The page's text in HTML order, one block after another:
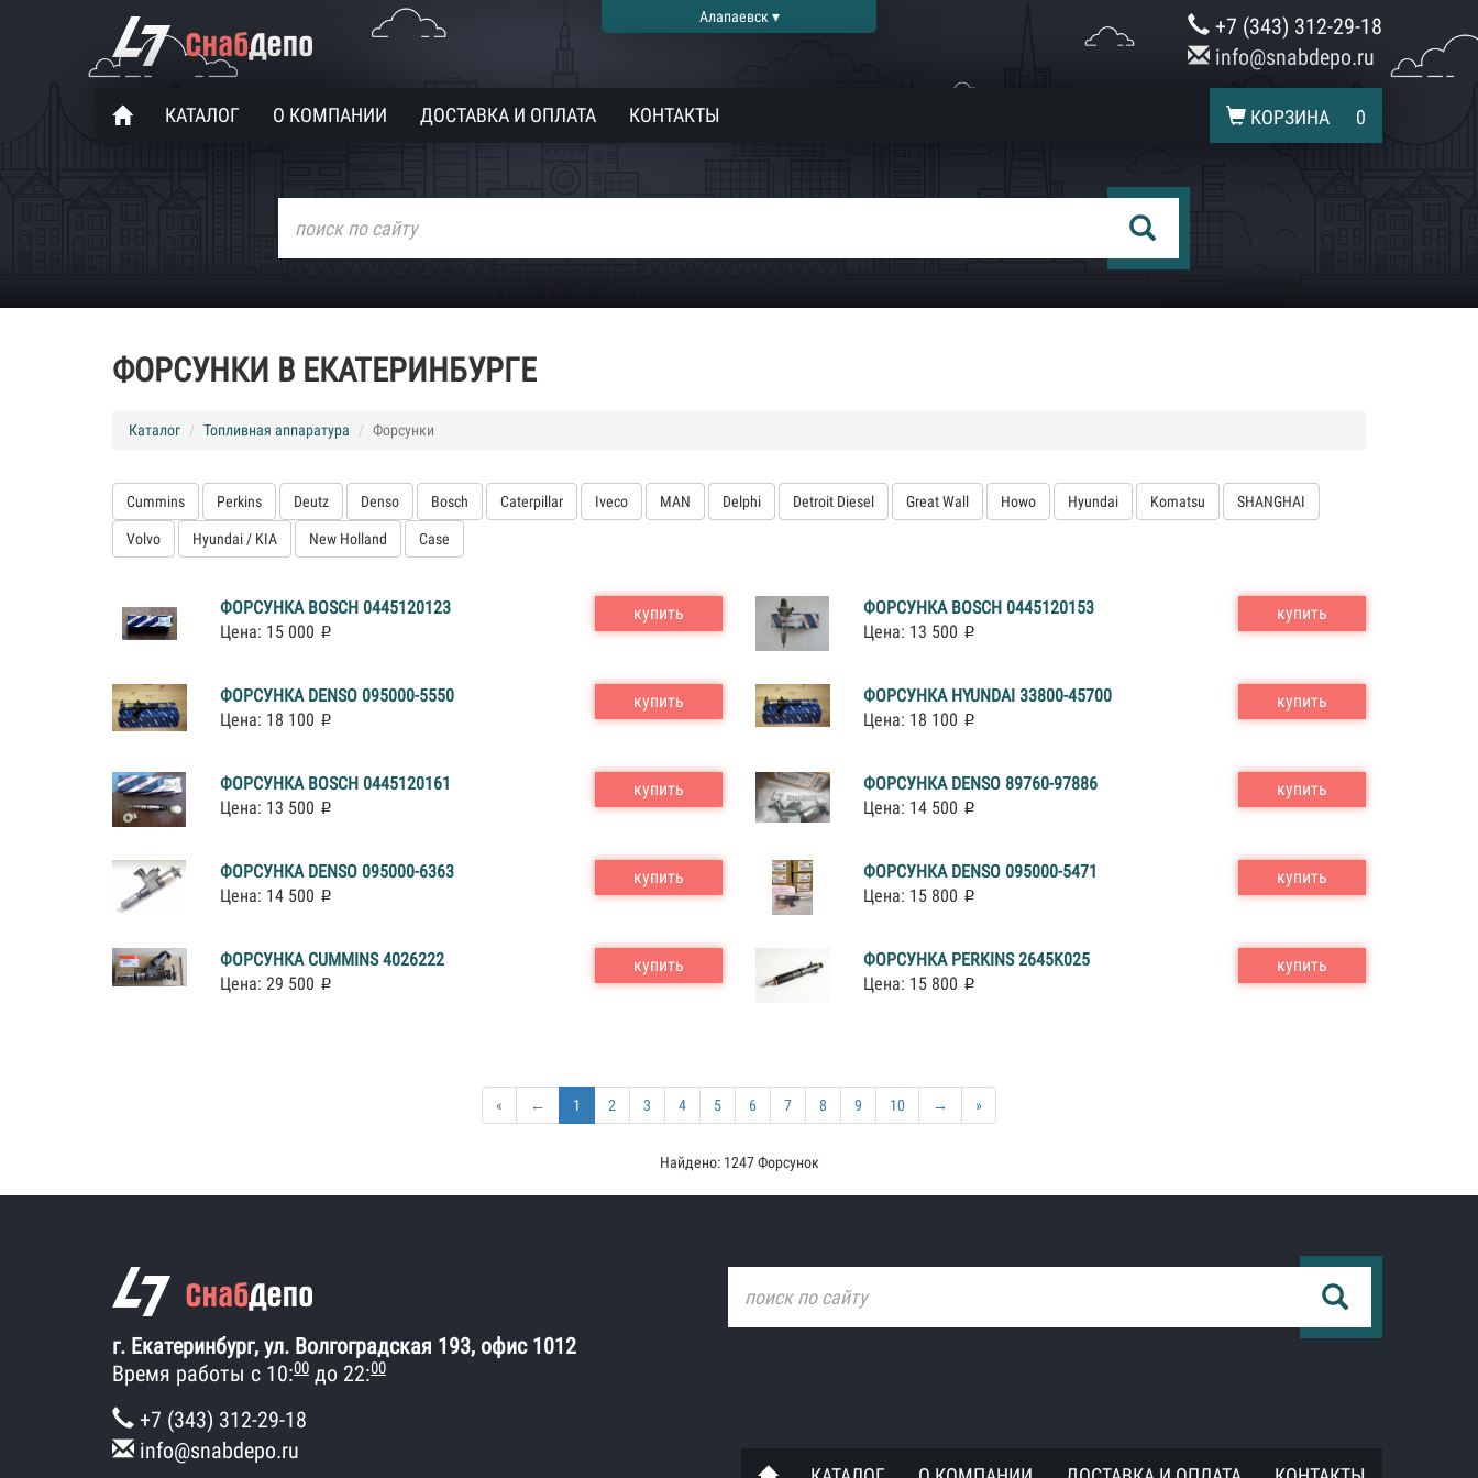
Алапаевск ▾
+7 (343) 312-29-18
info@snabdepo.ru
КАТАЛОГ О КОМПАНИИ ДОСТАВКА И ОПЛАТА КОНТАКТЫ КОРЗИНА 0
ФОРСУНКИ В ЕКАТЕРИНБУРГЕ
Каталог Топливная аппаратура Форсунки
Cummins Perkins Deutz Denso Bosch Caterpillar Iveco MAN Delphi Detroit Diesel Great Wall Howo Hyundai Komatsu SHANGHAI
Volvo Hyundai / KIA New Holland Case
ФОРСУНКА BOSCH 0445120123
Цена: 15 000
купить
ФОРСУНКА BOSCH 0445120153
Цена: 13 500
купить
ФОРСУНКА DENSO 095000-5550
Цена: 18 100
купить
ФОРСУНКА HYUNDAI 33800-45700
Цена: 18 100
купить
ФОРСУНКА BOSCH 0445120161
Цена: 13 500
купить
ФОРСУНКА DENSO 89760-97886
Цена: 14 500
купить
ФОРСУНКА DENSO 095000-6363
Цена: 14 500
купить
ФОРСУНКА DENSO 095000-5471
Цена: 15 800
купить
ФОРСУНКА CUMMINS 4026222
Цена: 29 500
купить
ФОРСУНКА PERKINS 2645K025
Цена: 15 800
купить
« ← 1 2 3 4 5 6 7 8 9 10 → »
Найдено: 1247 Форсунок
г. Екатеринбург, ул. Волгоградская 193, офис 1012
Время работы с 10:00 до 22:00
+7 (343) 312-29-18
info@snabdepo.ru